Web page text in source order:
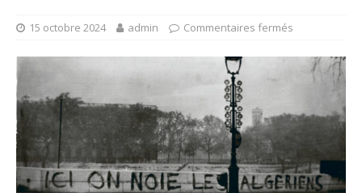
15 octobre 2024 admin Commentaires fermés